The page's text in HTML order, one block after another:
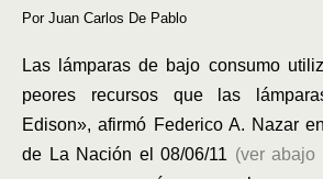
Por Juan Carlos De Pablo
Las lámparas de bajo consumo
peores recursos que las
Edison», afirmó Federico A. Nazar
de La Nación el 08/06/11 (ver abajo